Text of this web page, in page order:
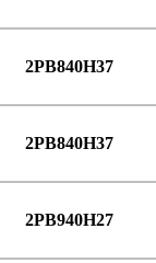
2PB840H37
2PB840H37
2PB940H27